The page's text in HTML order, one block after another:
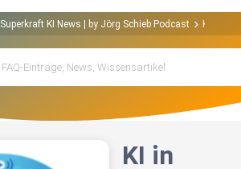
Superkraft KI News | by Jörg Schieb Podcast KI in
KI in